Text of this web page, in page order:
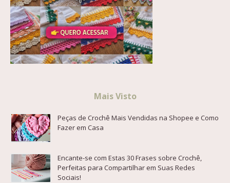
Mais Visto
Peças de Crochê Mais Vendidas na Shopee e Como
Fazer em Casa
Encante-se com Estas 30 Frases sobre Crochê,
Perfeitas para Compartilhar em Suas Redes
Sociais!